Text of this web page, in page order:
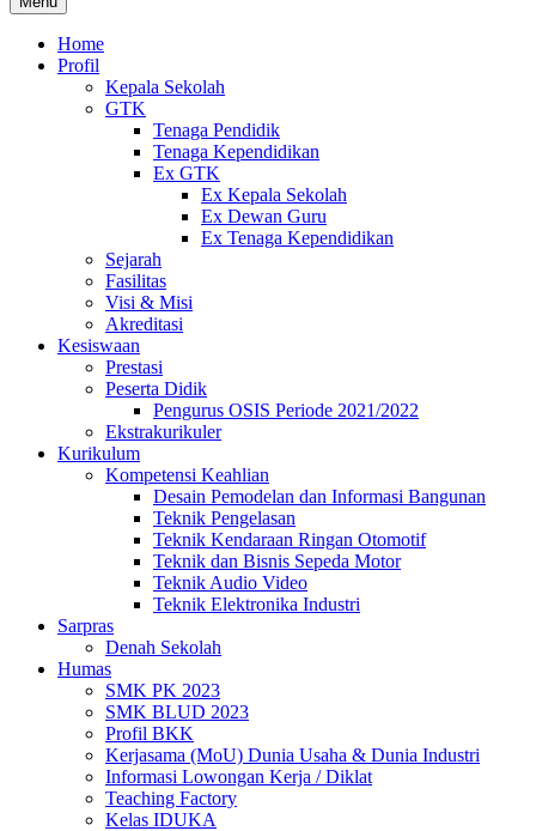
Home
Profil
Kepala Sekolah
GTK
Tenaga Pendidik
Tenaga Kependidikan
Ex GTK
Ex Kepala Sekolah
Ex Dewan Guru
Ex Tenaga Kependidikan
Sejarah
Fasilitas
Visi & Misi
Akreditasi
Kesiswaan
Prestasi
Peserta Didik
Pengurus OSIS Periode 2021/2022
Ekstrakurikuler
Kurikulum
Kompetensi Keahlian
Desain Pemodelan dan Informasi Bangunan
Teknik Pengelasan
Teknik Kendaraan Ringan Otomotif
Teknik dan Bisnis Sepeda Motor
Teknik Audio Video
Teknik Elektronika Industri
Sarpras
Denah Sekolah
Humas
SMK PK 2023
SMK BLUD 2023
Profil BKK
Kerjasama (MoU) Dunia Usaha & Dunia Industri
Informasi Lowongan Kerja / Diklat
Teaching Factory
Kelas IDUKA